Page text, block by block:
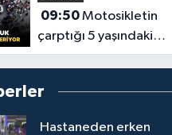
09:50Motosikletin
çarptığı 5 yaşındaki
çocuk yaşam
Hastaneden erken